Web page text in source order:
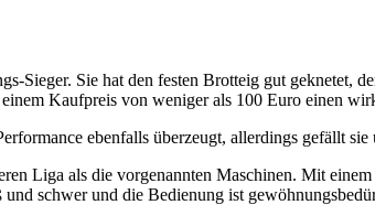
Sieger. Sie hat den festen Brotteig gut
Kaufpreis von weniger als 100 Euro einen
ebenfalls überzeugt, allerdings gefällt
Liga als die vorgenannten Maschinen. Mit
schwer und die Bedienung ist